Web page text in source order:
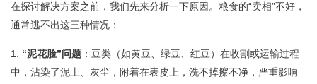
在探讨解决方案之前，我们先来分析一下原因。粮食的“卖相”不好，
通常逃不出这三种情况：
1. “泥花脸”问题 ：豆类（如黄豆、绿豆、红豆）在收割或运输过程
中，沾染了泥土、灰尘，附着在表皮上，洗不掉擦不净，严重影响